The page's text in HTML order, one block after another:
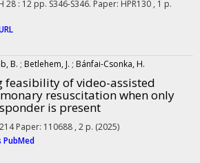
28 : 12 pp. S346-S346. Paper: HPR130 , 1 p.
B. ; Betlehem, J. ; Bánfai-Csonka, H.
feasibility of video-assisted
resuscitation when only
is present
214 Paper: 110688 , 2 p. (2025)
PubMed